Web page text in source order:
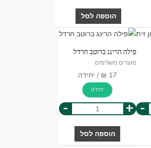
הוספה לסל
-
פילה הרינג ברוטב חרדל
מוצרים משלימים
יחידה
+
-
הוספה לסל